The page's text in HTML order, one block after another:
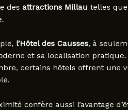
des attractions Millau telles
l’Hôtel des Causses, à
et sa localisation
certains hôtels offrent une
confère aussi l’avantage